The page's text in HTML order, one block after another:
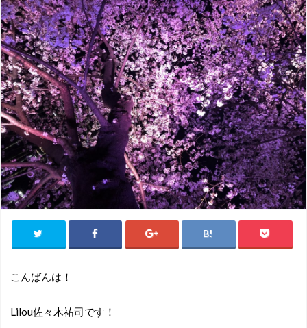
こんばんは！
Lilou佐々木祐司です！